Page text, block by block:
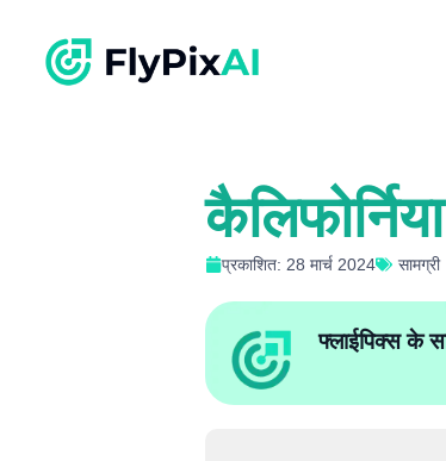
प्रकाशित: 28 मार्च 2024 सामग्री
फ्लाईपिक्स के